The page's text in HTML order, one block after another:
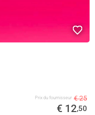
Prix ​​du fournisseur € 25
€ 12,50